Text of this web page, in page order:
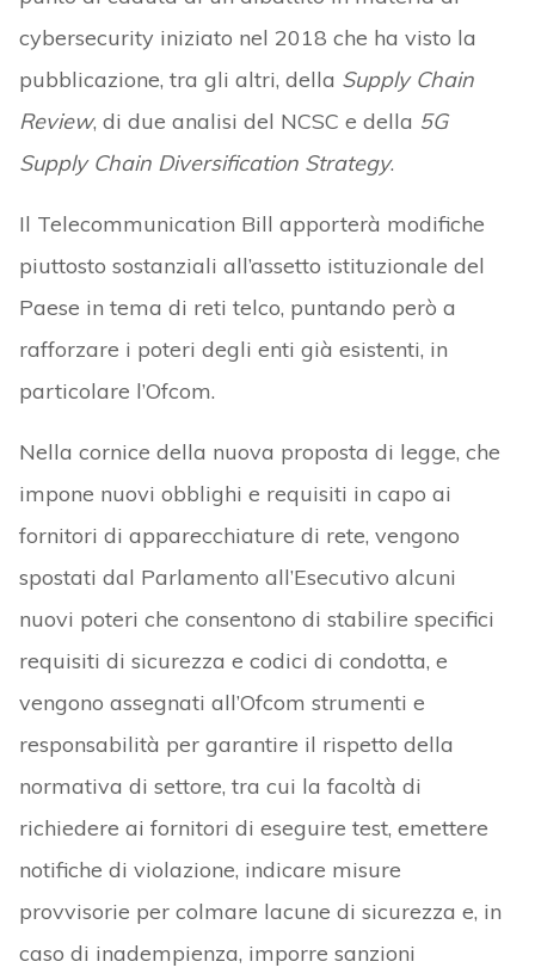
cybersecurity iniziato nel 2018 che ha visto la
pubblicazione, tra gli altri, della Supply Chain
Review, di due analisi del NCSC e della 5G
Supply Chain Diversification Strategy.
Il Telecommunication Bill apporterà modifiche
piuttosto sostanziali all’assetto istituzionale del
Paese in tema di reti telco, puntando però a
rafforzare i poteri degli enti già esistenti, in
particolare l’Ofcom.
Nella cornice della nuova proposta di legge, che
impone nuovi obblighi e requisiti in capo ai
fornitori di apparecchiature di rete, vengono
spostati dal Parlamento all’Esecutivo alcuni
nuovi poteri che consentono di stabilire specifici
requisiti di sicurezza e codici di condotta, e
vengono assegnati all’Ofcom strumenti e
responsabilità per garantire il rispetto della
normativa di settore, tra cui la facoltà di
richiedere ai fornitori di eseguire test, emettere
notifiche di violazione, indicare misure
provvisorie per colmare lacune di sicurezza e, in
caso di inadempienza, imporre sanzioni